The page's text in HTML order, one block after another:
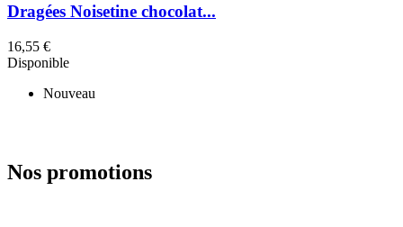
Dragées Noisetine chocolat...
16,55 €
Disponible
Nouveau
Nos promotions